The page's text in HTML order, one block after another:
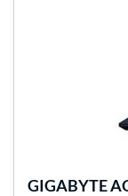
GIGABYTE